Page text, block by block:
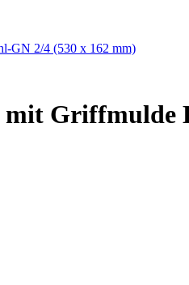
GN 2/4 (530 x 162 mm)
Griffmulde